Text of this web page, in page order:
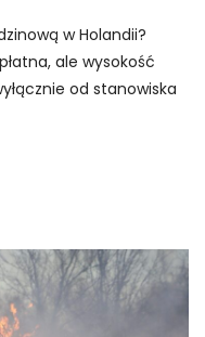
w Holandii?
ale wysokość
od stanowiska